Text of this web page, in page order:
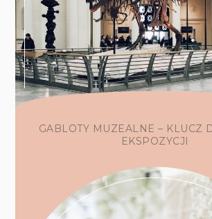
GABLOTY MUZEALNE – KLUCZ
EKSPOZYCJI